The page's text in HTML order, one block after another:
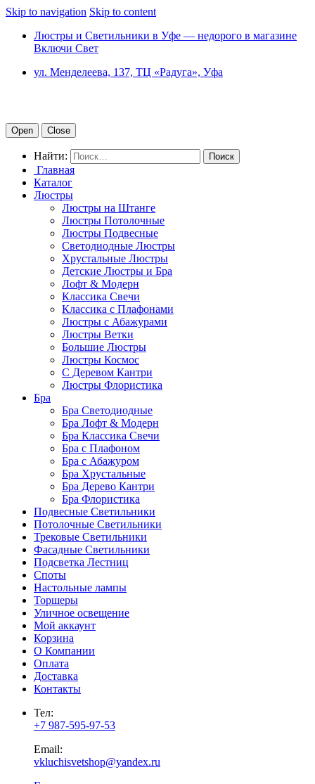
Skip to navigation Skip to content
Люстры и Светильники в Уфе — недорого в магазине
Включи Свет
ул. Менделеева, 137, ТЦ «Радуга», Уфа
Open Close
Найти:
Главная
Каталог
Люстры
Люстры на Штанге
Люстры Потолочные
Люстры Подвесные
Светодиодные Люстры
Хрустальные Люстры
Детские Люстры и Бра
Лофт & Модерн
Классика Свечи
Классика с Плафонами
Люстры с Абажурами
Люстры Ветки
Большие Люстры
Люстры Космос
С Деревом Кантри
Люстры Флористика
Бра
Бра Светодиодные
Бра Лофт & Модерн
Бра Классика Свечи
Бра с Плафоном
Бра с Абажуром
Бра Хрустальные
Бра Дерево Кантри
Бра Флористика
Подвесные Светильники
Потолочные Светильники
Трековые Светильники
Фасадные Светильники
Подсветка Лестниц
Споты
Настольные лампы
Торшеры
Уличное освещение
Мой аккаунт
Корзина
О Компании
Оплата
Доставка
Контакты
Тел:
+7 987-595-97-53
Email:
vkluchisvetshop@yandex.ru